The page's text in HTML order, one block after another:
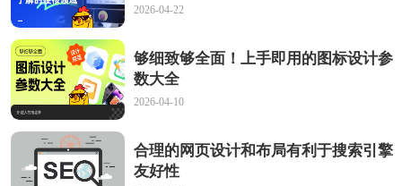
2026-04-22
够细致够全面！上手即用的图标设计参
数大全
2026-04-10
合理的网页设计和布局有利于搜索引擎
友好性